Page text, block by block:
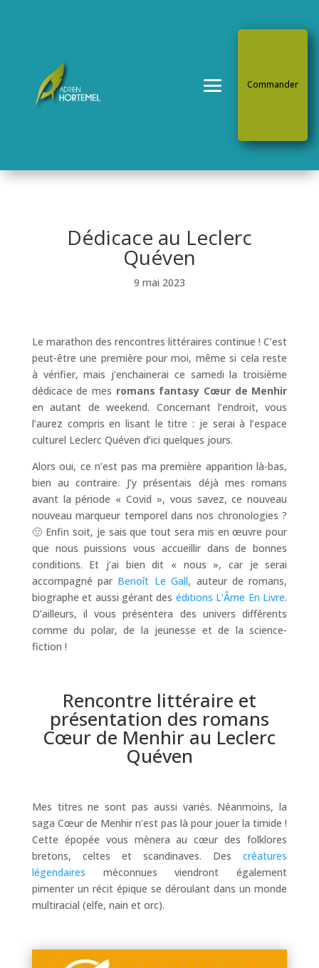
Commander
Dédicace au Leclerc
Quéven
9 mai 2023
Le marathon des rencontres littéraires continue ! C’est
peut-être une première pour moi, même si cela reste
à vérifier, mais j’enchainerai ce samedi la troisième
dédicace de mes romans fantasy Cœur de Menhir
en autant de weekend. Concernant l’endroit, vous
l’aurez compris en lisant le titre : je serai à l’espace
culturel Leclerc Quéven d’ici quelques jours.
Alors oui, ce n’est pas ma première apparition là-bas,
bien au contraire. J’y présentais déjà mes romans
avant la période « Covid », vous savez, ce nouveau
nouveau marqueur temporel dans nos chronologies ?
🙂 Enfin soit, je sais que tout sera mis en œuvre pour
que nous puissions vous accueillir dans de bonnes
conditions. Et j’ai bien dit « nous », car je serai
accompagné par Benoît Le Gall, auteur de romans,
biographe et aussi gérant des éditions L’Âme En Livre.
D’ailleurs, il vous présentera des univers différents
comme du polar, de la jeunesse et de la science-
fiction !
Rencontre littéraire et
présentation des romans
Cœur de Menhir au Leclerc
Quéven
Mes titres ne sont pas aussi variés. Néanmoins, la
saga Cœur de Menhir n’est pas là pour jouer la timide !
Cette épopée vous mènera au cœur des folklores
bretons, celtes et scandinaves. Descréatures
légendaires méconnues viendront également
pimenter un récit épique se déroulant dans un monde
multiracial (elfe, nain et orc).